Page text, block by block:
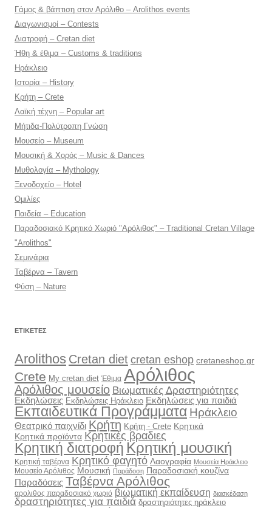
Γάμος & βάπτιση στον Αρόλιθο – Arolithos events
Διαγωνισμοί – Contests
Διατροφή – Cretan diet
Ήθη & έθιμα – Customs & traditions
Ηράκλειο
Ιστορία – History
Κρήτη – Crete
Λαϊκή τέχνη – Popular art
Μήτιδα-Πολύτροπη Γνώση
Μουσείο – Museum
Μουσική & Χορός – Music & Dances
Μυθολογία – Mythology
Ξενοδοχείο – Hotel
Ομιλίες
Παιδεία – Education
Παραδοσιακό Κρητικό Χωριό "Αρόλιθος" – Traditional Cretan Village
"Arolithos"
Σεμινάρια
Ταβέρνα – Tavern
Φύση – Nature
ΕΤΙΚΈΤΕΣ
Arolithos Cretan dietcretan eshop cretaneshop.gr
Crete My cretan diet Έθιμα Αρόλιθος
Αρόλιθος μουσείο Βιωματικές Δραστηριότητες
Εκδηλώσεις Εκδηλώσεις Ηράκλειο Εκδηλώσεις για παιδιά
Εκπαιδευτικά Προγράμματα Ηράκλειο
Θεατρικό παιχνίδι Κρήτη Κρήτη - Crete Κρητικά
Κρητικά προϊόντα Κρητικές βραδιες
Κρητική διατροφή Κρητική μουσική
Κρητική ταβέρνα Κρητικό φαγητό Λαογραφία Μουσεία Ηράκλειο
Μουσείο Αρόλιθος Μουσική Παράδοση Παραδοσιακή κουζίνα
Παραδόσεις Ταβέρνα Αρόλιθος
αρολιθος παραδοσιακό χωριό βιωματική εκπαίδευση διασκέδαση
δραστηριότητες για παιδιά δραστηριότητες ηράκλειο